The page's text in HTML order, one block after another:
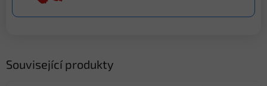
Související produkty